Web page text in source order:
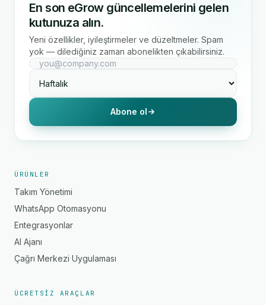
En son eGrow güncellemelerini gelen
kutunuza alın.
Yeni özellikler, iyileştirmeler ve düzeltmeler. Spam
yok — dilediğiniz zaman abonelikten çıkabilirsiniz.
Abone ol
ÜRÜNLER
Takım Yönetimi
WhatsApp Otomasyonu
Entegrasyonlar
AI Ajanı
Çağrı Merkezi Uygulaması
ÜCRETSIZ ARAÇLAR